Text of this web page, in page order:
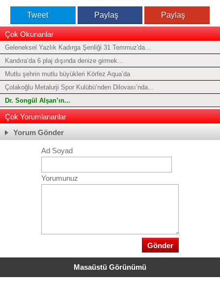
Tweet Paylaş Paylaş
Çok Okunanlar
Geleneksel Yazlık Kadırga Şenliği 31 Temmuz'da...
Kandıra’da 6 plaj dışında denize girmek...
Mutlu şehrin mutlu büyükleri Körfez Aqua’da
Çolakoğlu Metalurji Spor Kulübü’nden Dilovası’nda...
Dr. Songül Alşan’ın...
Çok Yorumlananlar
Yorum Gönder
Ad Soyad
Yorumunuz
Masaüstü Görünümü